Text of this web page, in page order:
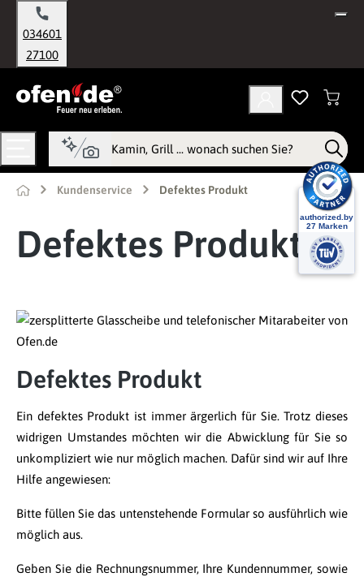
springen
034601
27100
Kundenservice Defektes Produkt
Defektes Produkt
Defektes Produkt
Ein defektes Produkt ist immer ärgerlich für Sie. Trotz dieses
widrigen Umstandes möchten wir die Abwicklung für Sie so
unkompliziert wie nur möglich machen. Dafür sind wir auf Ihre
Hilfe angewiesen:
Bitte füllen Sie das untenstehende Formular so ausführlich wie
möglich aus.
Geben Sie die Rechnungsnummer, Ihre Kundennummer, sowie